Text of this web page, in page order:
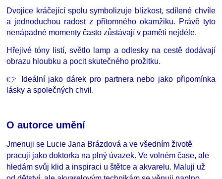
Dvojice kráčející spolu symbolizuje blízkost, sdílené chvíle
a jednoduchou radost z přítomného okamžiku. Právě tyto
nenápadné momenty často zůstávají v paměti nejdéle.
Hřejivé tóny listí, světlo lamp a odlesky na cestě dodávají
obrazu hloubku a pocit skutečného prožitku.
👉 Ideální jako dárek pro partnera nebo jako připomínka
lásky a společných chvil.
O autorce umění
Jmenuji se Lucie Jana Brázdová a ve všedním životě
pracuji jako doktorka na plný úvazek. Ve volném čase, ale
hledám svůj klid a inspiraci u štětce a akvarelu. Maluji už